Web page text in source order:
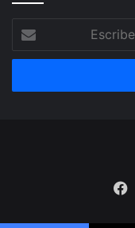
tu
correo